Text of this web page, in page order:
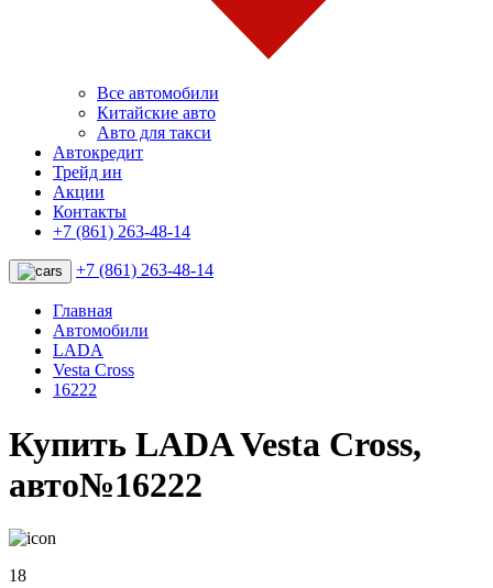
Все автомобили
Китайские авто
Авто для такси
Автокредит
Трейд ин
Акции
Контакты
+7 (861) 263-48-14
+7 (861) 263-48-14
Главная
Автомобили
LADA
Vesta Cross
16222
Купить LADA Vesta Cross,
авто№16222
18